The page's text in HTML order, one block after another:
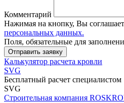
Комментарий
Нажимая на кнопку, Вы
персональных данных.
Поля, обязательные для
Калькулятор расчета кровли
SVG
Бесплатный расчет специалистом
SVG
Строительная компания